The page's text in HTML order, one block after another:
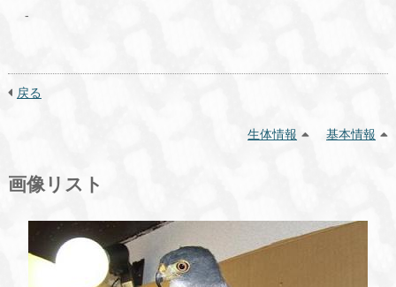
-
戻る
生体情報 基本情報
画像リスト